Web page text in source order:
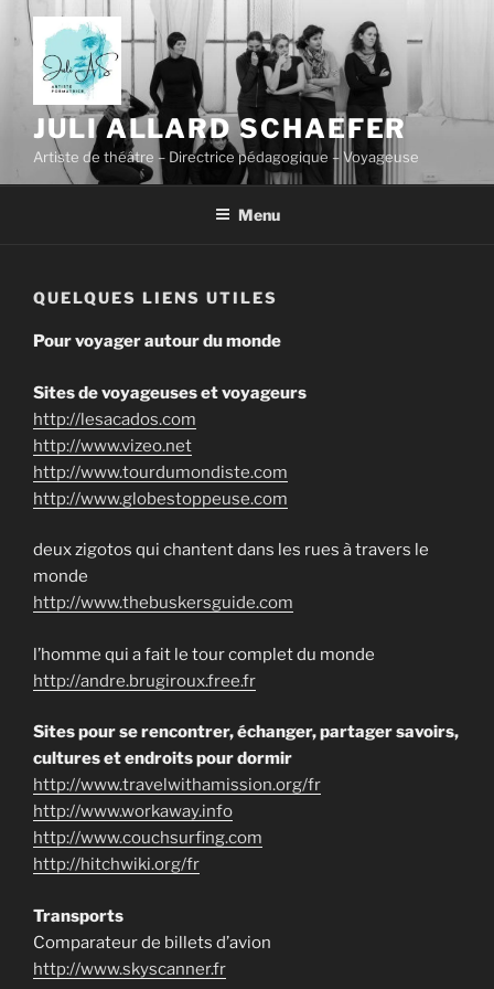
Skip
to
content
JULI ALLARD SCHAEFER
Artiste de théâtre – Directrice pédagogique – Voyageuse
Menu
QUELQUES LIENS UTILES
Pour voyager autour du monde
Sites de voyageuses et voyageurs
http://lesacados.com
http://www.vizeo.net
http://www.tourdumondiste.com
http://www.globestoppeuse.com
deux zigotos qui chantent dans les rues à travers le
monde
http://www.thebuskersguide.com
l’homme qui a fait le tour complet du monde
http://andre.brugiroux.free.fr
Sites pour se rencontrer, échanger, partager savoirs,
cultures et endroits pour dormir
http://www.travelwithamission.org/fr
http://www.workaway.info
http://www.couchsurfing.com
http://hitchwiki.org/fr
Transports
Comparateur de billets d’avion
http://www.skyscanner.fr